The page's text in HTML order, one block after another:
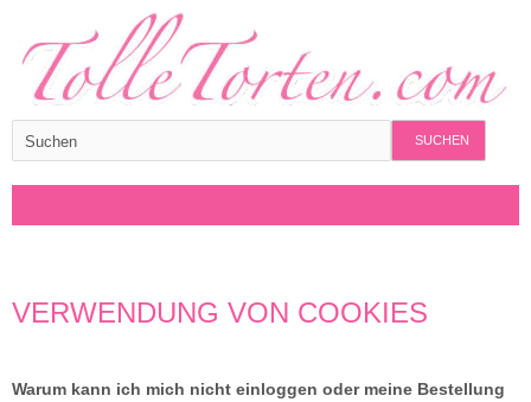
SUCHEN
VERWENDUNG VON COOKIES
Warum kann ich mich nicht einloggen oder meine Bestellung